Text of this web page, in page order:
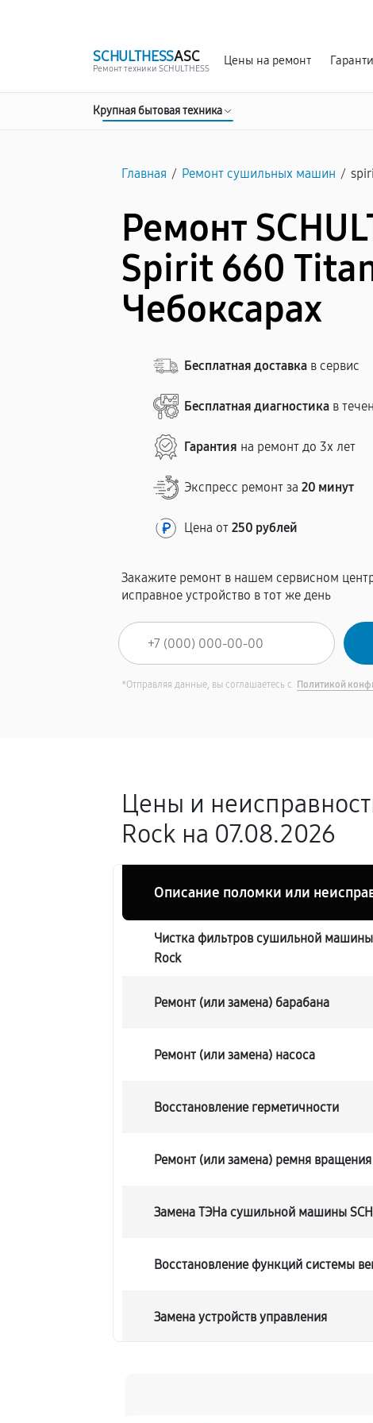
SCHULTHESSASC
Ремонт техники SCHULTHESS
Цены на ремонт
Крупная бытовая техника
Главная / Ремонт сушильных машин /
Ремонт
Spirit 660
Чебоксарах
Бесплатная доставка в сервис
Бесплатная диагностика в
Гарантия на ремонт до 3х лет
Экспресс ремонт за20 минут
Цена от250 рублей
Закажите ремонт в нашем сервисном
исправное устройство в тот же день
*Отправляя данные, вы соглашаетесь с Политикой
Цены и
Rock на 07.08.2026
Описание поломки или
Чистка фильтров сушильной машины
Rock
Ремонт (или замена) барабана
Ремонт (или замена) насоса
Восстановление герметичности
Ремонт (или замена) ремня
Замена ТЭНа сушильной машины
Восстановление функций системы
Замена устройств управления